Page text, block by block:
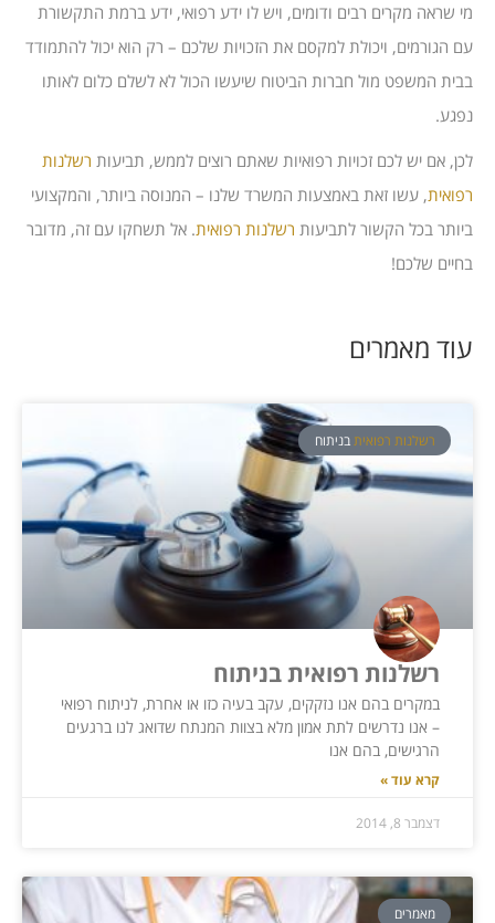
מי שראה מקרים רבים ודומים, ויש לו ידע רפואי, ידע ברמת התקשורת
עם הגורמים, ויכולת למקסם את הזכויות שלכם – רק הוא יכול להתמודד
בבית המשפט מול חברות הביטוח שיעשו הכול לא לשלם כלום לאותו
נפגע.
לכן, אם יש לכם זכויות רפואיות שאתם רוצים לממש, תביעות רשלנות
רפואית, עשו זאת באמצעות המשרד שלנו – המנוסה ביותר, והמקצועי
ביותר בכל הקשור לתביעות רשלנות רפואית. אל תשחקו עם זה, מדובר
בחיים שלכם!
עוד מאמרים
רשלנות רפואיתבניתוח
רשלנות רפואית בניתוח
במקרים בהם אנו נזקקים, עקב בעיה כזו או אחרת, לניתוח רפואי
– אנו נדרשים לתת אמון מלא בצוות המנתח שדואג לנו ברגעים
הרגישים, בהם אנו
קרא עוד »
דצמבר 8, 2014
מאמרים